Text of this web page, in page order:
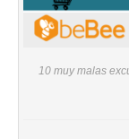
10 muy malas